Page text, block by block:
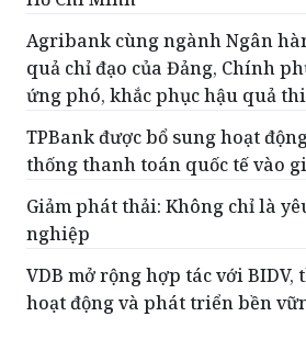
Agribank cùng ngành Ngân
quả chỉ đạo của Đảng, Chính
ứng phó, khắc phục hậu quả
TPBank được bổ sung hoạt
thống thanh toán quốc tế vào
Giảm phát thải: Không chỉ là
nghiệp
VDB mở rộng hợp tác với BIDV,
hoạt động và phát triển bền